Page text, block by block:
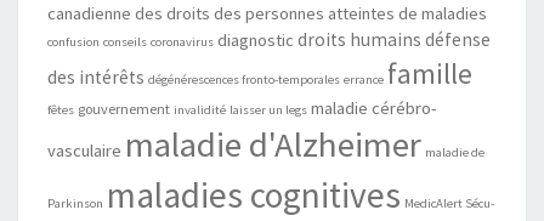
canadienne des droits des personnes atteintes de maladies
confusion conseils coronavirus diagnostic droits humains défense
des intérêts dégénérescences fronto-temporales errance famille
fêtes gouvernement invalidité laisser un legs maladie cérébro-
vasculaire maladie d'Alzheimer maladie de
Parkinson maladies cognitives MedicAlert Sécu-